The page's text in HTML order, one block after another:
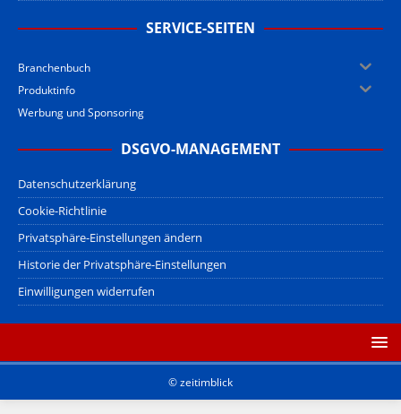
SERVICE-SEITEN
Branchenbuch
Produktinfo
Werbung und Sponsoring
DSGVO-MANAGEMENT
Datenschutzerklärung
Cookie-Richtlinie
Privatsphäre-Einstellungen ändern
Historie der Privatsphäre-Einstellungen
Einwilligungen widerrufen
© zeitimblick